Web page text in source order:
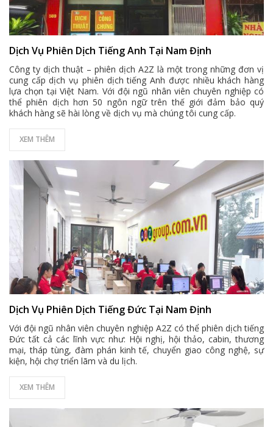
Dịch Vụ Phiên Dịch Tiếng Anh Tại Nam Định
Công ty dịch thuật – phiên dịch A2Z là một trong những đơn vị
cung cấp dịch vụ phiên dịch tiếng Anh được nhiều khách hàng
lựa chọn tại Việt Nam. Với đội ngũ nhân viên chuyên nghiệp có
thể phiên dịch hơn 50 ngôn ngữ trên thế giới đảm bảo quý
khách hàng sẽ hài lòng về dịch vụ mà chúng tôi cung cấp.
XEM THÊM
Dịch Vụ Phiên Dịch Tiếng Đức Tại Nam Định
Với đội ngũ nhân viên chuyên nghiệp A2Z có thể phiên dịch tiếng
Đức tất cả các lĩnh vực như: Hội nghị, hội thảo, cabin, thương
mại, tháp tùng, đàm phán kinh tế, chuyển giao công nghệ, sự
kiện, hội chợ triển lãm và du lịch.
XEM THÊM